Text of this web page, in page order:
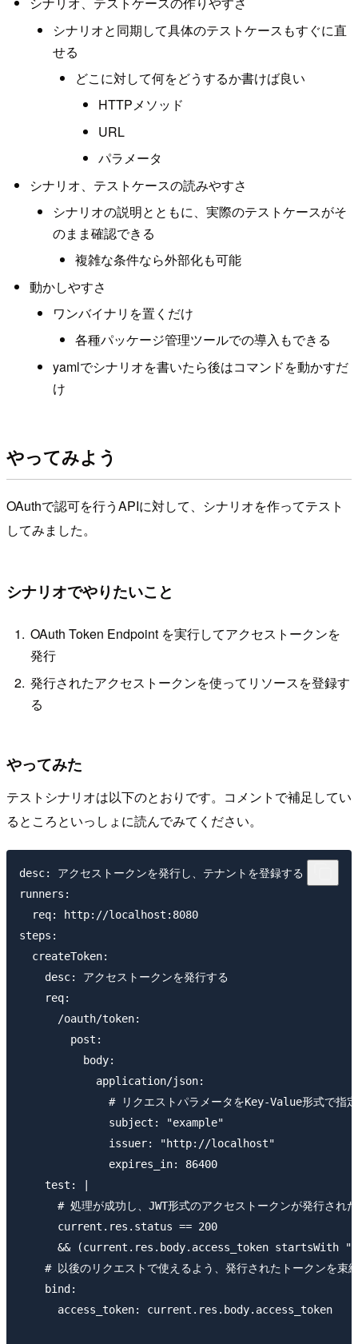
シナリオと同期して具体のテストケースもすぐに直
せる
どこに対して何をどうするか書けば良い
HTTPメソッド
URL
パラメータ
シナリオ、テストケースの読みやすさ
シナリオの説明とともに、実際のテストケースがそ
のまま確認できる
複雑な条件なら外部化も可能
動かしやすさ
ワンバイナリを置くだけ
各種パッケージ管理ツールでの導入もできる
yamlでシナリオを書いたら後はコマンドを動かすだ
け
やってみよう
OAuthで認可を行うAPIに対して、シナリオを作ってテスト
してみました。
シナリオでやりたいこと
OAuth Token Endpoint を実行してアクセストークンを
発行
発行されたアクセストークンを使ってリソースを登録す
る
やってみた
テストシナリオは以下のとおりです。コメントで補足してい
るところといっしょに読んでみてください。
desc: アクセストークンを発行し、テナントを登録する
runners:
  req: http://localhost:8080
steps:
  createToken:
    desc: アクセストークンを発行する
    req:
      /oauth/token:
        post:
          body:
            application/json:
# リクエストパラメータをKey-Value形式で指
              subject: "example"
              issuer: "http://localhost"
              expires_in: 86400
    test: |
# 処理が成功し、JWT形式のアクセストークンが発行され
      current.res.status == 200
&& (current.res.body.access_token startsWith
# 以後のリクエストで使えるよう、発行されたトークンを束
    bind:
      access_token: current.res.body.access_token